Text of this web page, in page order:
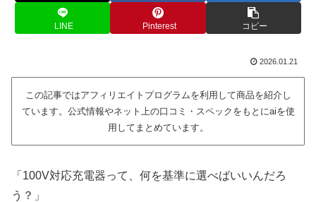
LINE Pinterest コピー
2026.01.21
この記事ではアフィリエイトプログラムを利用して商品を紹介し
ています。公式情報やネット上の口コミ・スペックをもとにaiを使
用してまとめています。
「100V対応充電器って、何を基準に選べばいいんだろ
う？」